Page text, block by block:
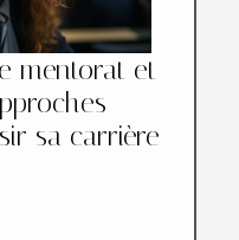
mentorat et
sa carrière